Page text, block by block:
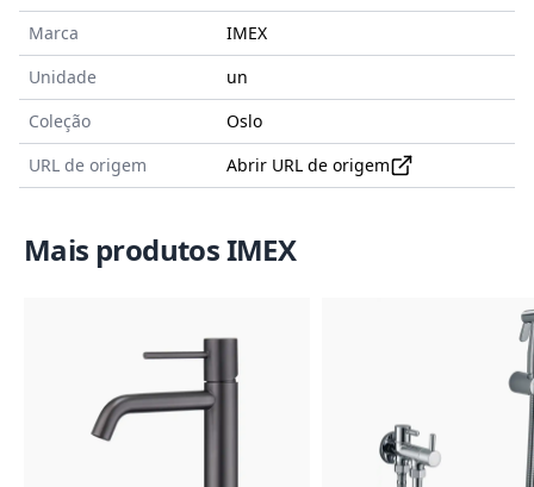
Marca
IMEX
Unidade
un
Coleção
Oslo
URL de origem
Abrir URL de origem
Mais produtos IMEX